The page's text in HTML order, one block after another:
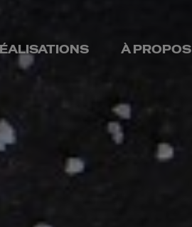
À PROPOS